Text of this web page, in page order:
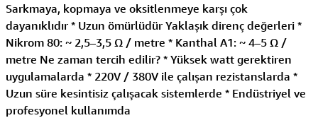
Sarkmaya, kopmaya ve oksitlenmeye karşı çok
dayanıklıdır * Uzun ömürlüdür Yaklaşık direnç değerleri *
Nikrom 80: ~ 2,5–3,5 Ω / metre * Kanthal A1: ~ 4–5 Ω /
metre Ne zaman tercih edilir? * Yüksek watt gerektiren
uygulamalarda * 220V / 380V ile çalışan rezistanslarda *
Uzun süre kesintisiz çalışacak sistemlerde * Endüstriyel ve
profesyonel kullanımda